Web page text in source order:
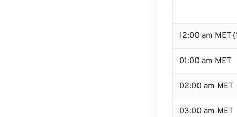
12:00 am MET
01:00 am MET
02:00 am MET
03:00 am MET